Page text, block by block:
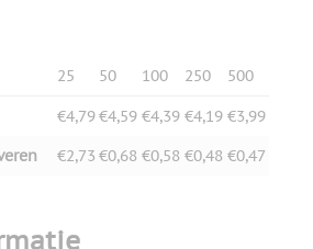
25 50 100 250 500
€4,79€4,59 €4,39 €4,19 €3,99
€2,73 €0,68 €0,58 €0,48 €0,47